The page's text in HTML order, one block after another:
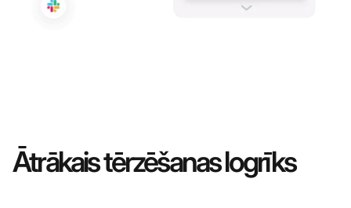
Ātrākais tērzēšanas logrīks